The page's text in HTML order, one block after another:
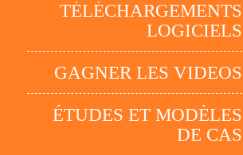
TÉLÉCHARGEMENTS
LOGICIELS
GAGNER LES VIDEOS
ÉTUDES ET MODÈLES
DE CAS